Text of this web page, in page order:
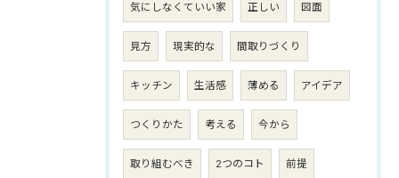
気にしなくていい家 正しい 図面
見方 現実的な 間取りづくり
キッチン 生活感 薄める アイデア
つくりかた 考える 今から
取り組むべき 2つのコト 前提